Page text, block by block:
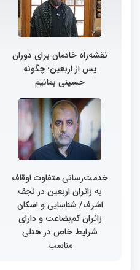
نقشه‌راه خادمان برای دوران
پس از اربعین؛ چگونه
حسینی بمانیم
خدمت‌رسانی متفاوت اوقاف
به زائران اربعین در نجف
اشرف/ شناسایی و اسکان
زائران کم‌بضاعت و دارای
شرایط خاص در هتلی
مناسب